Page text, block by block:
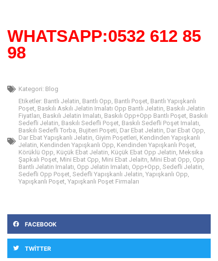
WHATSAPP:0532 612 85
98
Kategori: Blog
Etiketler: Bantlı Jelatin, Bantlı Opp, Bantlı Poşet, Bantlı Yapışkanlı
Poşet, Baskılı Askılı Jelatin Imalatı Opp Bantlı Jelatin, Baskılı Jelatin
Fiyatları, Baskılı Jelatin Imalatı, Baskılı Opp+opp Bantlı Poşet, Baskılı
Sedefli Jelatin, Baskılı Sedefli Poşet, Baskılı Sedefli Poşet Imalatı,
Baskılı Sedefli Torba, Bujiteri Poşeti, Dar Ebat Jelatin, Dar Ebat Opp,
Dar Ebat Yapışkanlı Jelatin, Giyim Poşetleri, Kendinden Yapışkanlı
Jelatin, Kendinden Yapışkanlı Opp, Kendinden Yapışkanlı Poşet,
Körüklü Opp, Küçük Ebat Jelatin, Küçük Ebat Opp Jelatin, Meksika
Şapkalı Poşet, Mini Ebat Cpp, Mini Ebat Jelaitn, Mini Ebat Opp, Opp
Bantlı Jelatin Imalatı, Opp Jelatin Imalatı, Opp+opp, Sedefli Jelatin,
Sedefli Opp Poşet, Sedefli Yapışkanlı Jelatin, Yapışkanlı Opp,
Yapışkanlı Poşet, Yapışkanlı Poşet Firmaları
FACEBOOK
TWITTER